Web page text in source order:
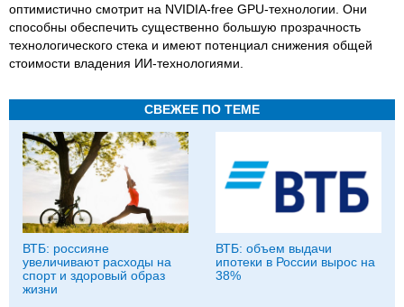
оптимистично смотрит на NVIDIA-free GPU-технологии. Они
способны обеспечить существенно большую прозрачность
технологического стека и имеют потенциал снижения общей
стоимости владения ИИ-технологиями.
СВЕЖЕЕ ПО ТЕМЕ
ВТБ: россияне
увеличивают расходы на
спорт и здоровый образ
жизни
ВТБ: объем выдачи
ипотеки в России вырос на
38%